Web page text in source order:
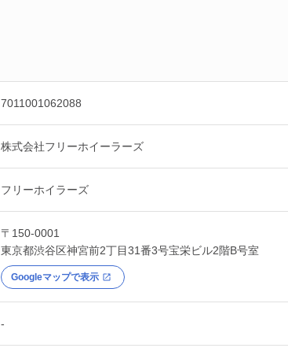
7011001062088
株式会社フリーホイーラーズ
フリーホイラーズ
〒150-0001
東京都渋谷区神宮前2丁目31番3号宝栄ビル2階B号室
Googleマップで表示
-